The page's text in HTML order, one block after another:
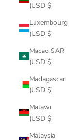
(USD $)
Luxembourg
(USD $)
Macao SAR
(USD $)
Madagascar
(USD $)
Malawi
(USD $)
Malaysia